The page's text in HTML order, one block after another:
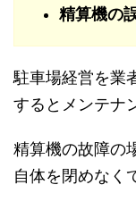
精算機の
駐車場経営を業
するとメンテナ
精算機の故障の
自体を閉めなく